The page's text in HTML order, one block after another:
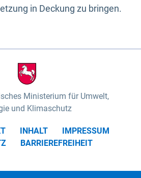
in Deckung zu bringen.
Ministerium für Umwelt,
und Klimaschutz
INHALT
IMPRESSUM
BARRIEREFREIHEIT